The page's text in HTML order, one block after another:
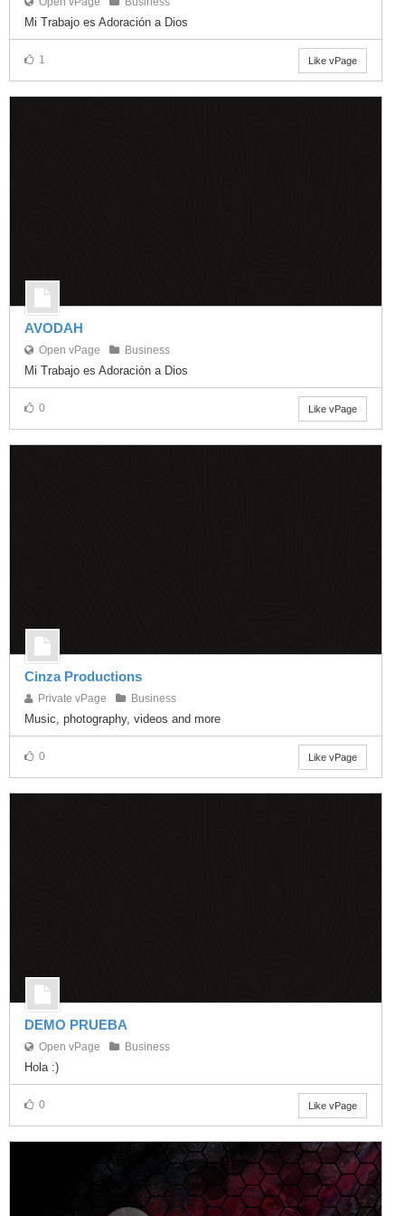
Mi Trabajo es Adoración a Dios
1 Like vPage
AVODAH
Open vPage Business
Mi Trabajo es Adoración a Dios
0 Like vPage
Cinza Productions
Private vPage Business
Music, photography, videos and more
0 Like vPage
DEMO PRUEBA
Open vPage Business
Hola :)
0 Like vPage